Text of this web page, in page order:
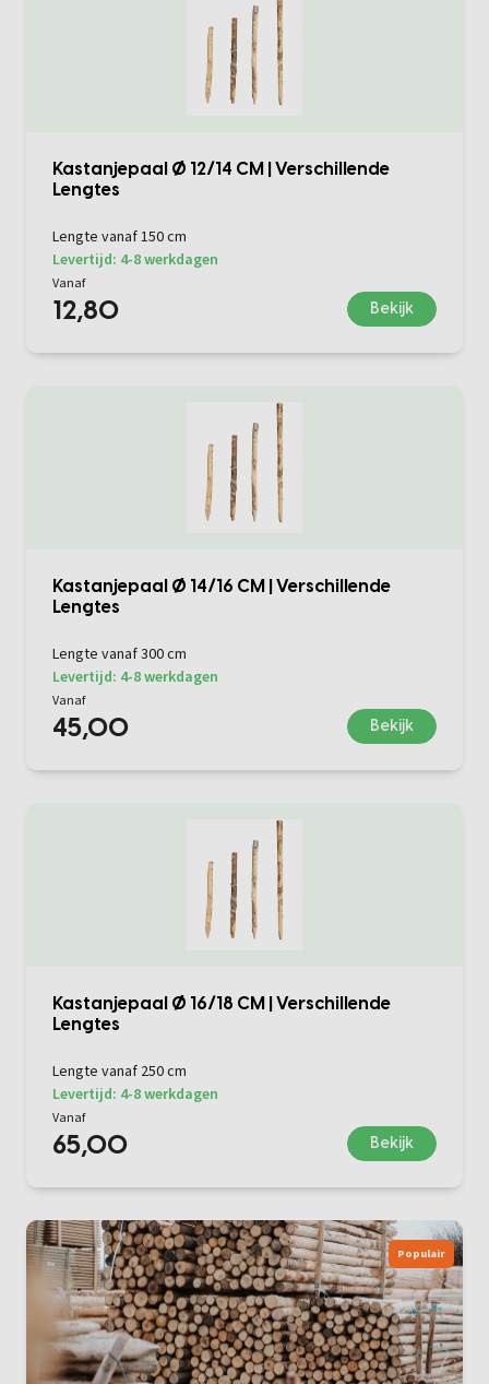
Kastanjepaal Ø 12/14 CM | Verschillende
Lengtes
Lengte vanaf 150 cm
Levertijd: 4-8 werkdagen
Vanaf
12,80 Bekijk
Kastanjepaal Ø 14/16 CM | Verschillende
Lengtes
Lengte vanaf 300 cm
Levertijd: 4-8 werkdagen
Vanaf
45,00 Bekijk
Kastanjepaal Ø 16/18 CM | Verschillende
Lengtes
Lengte vanaf 250 cm
Levertijd: 4-8 werkdagen
Vanaf
65,00 Bekijk
Populair